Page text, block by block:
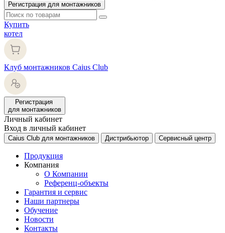
Регистрация для монтажников
Купить
котел
Клуб монтажников Caius Club
Регистрация
для монтажников
Личный кабинет
Вход в личный кабинет
Caius Club для монтажников Дистрибьютор Сервисный центр
Продукция
Компания
О Компании
Референц-объекты
Гарантия и сервис
Наши партнеры
Обучение
Новости
Контакты